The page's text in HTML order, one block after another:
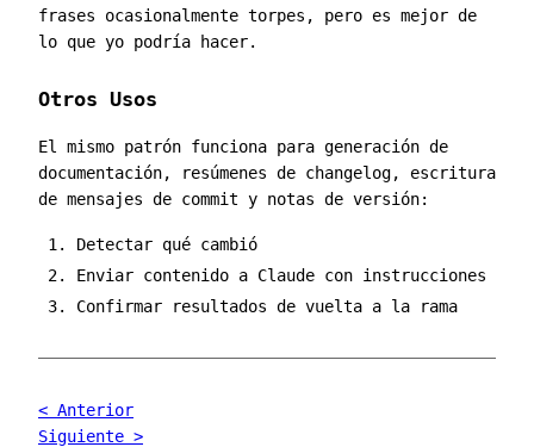
frases ocasionalmente torpes, pero es mejor de
lo que yo podría hacer.
Otros Usos
El mismo patrón funciona para generación de
documentación, resúmenes de changelog, escritura
de mensajes de commit y notas de versión:
Detectar qué cambió
Enviar contenido a Claude con instrucciones
Confirmar resultados de vuelta a la rama
< Anterior
Siguiente >